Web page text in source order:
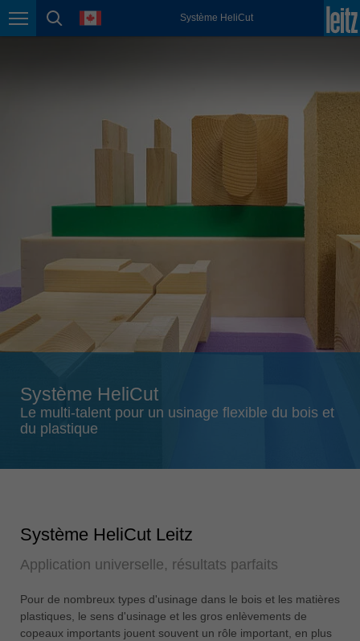
Page navigation
page search
language Système HeliCut
México
deutsch
România
Română
Schweiz
français
english
Suomi
english
Türkiye
USA
english
Système HeliCut
Le multi-talent pour un usinage flexible du bois et
du plastique
Système HeliCut Leitz
Application universelle, résultats parfaits
Pour de nombreux types d'usinage dans le bois et les matières
plastiques, le sens d'usinage et les gros enlèvements de
copeaux importants jouent souvent un rôle important, en plus